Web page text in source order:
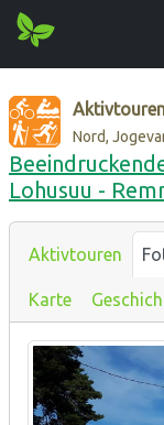
Nord,
Lohusuu -
Aktivtouren
Karte